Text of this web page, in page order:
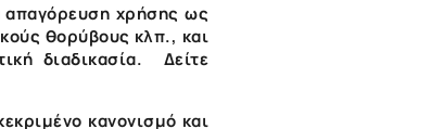
απαγόρευση χρήσης ως
θορύβους κλπ., και
διαδικασία. Δείτε
κανονισμό και